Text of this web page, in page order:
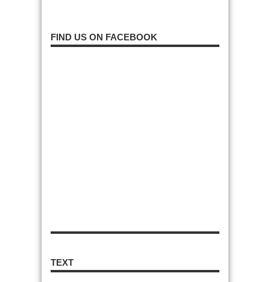
FIND US ON FACEBOOK
TEXT